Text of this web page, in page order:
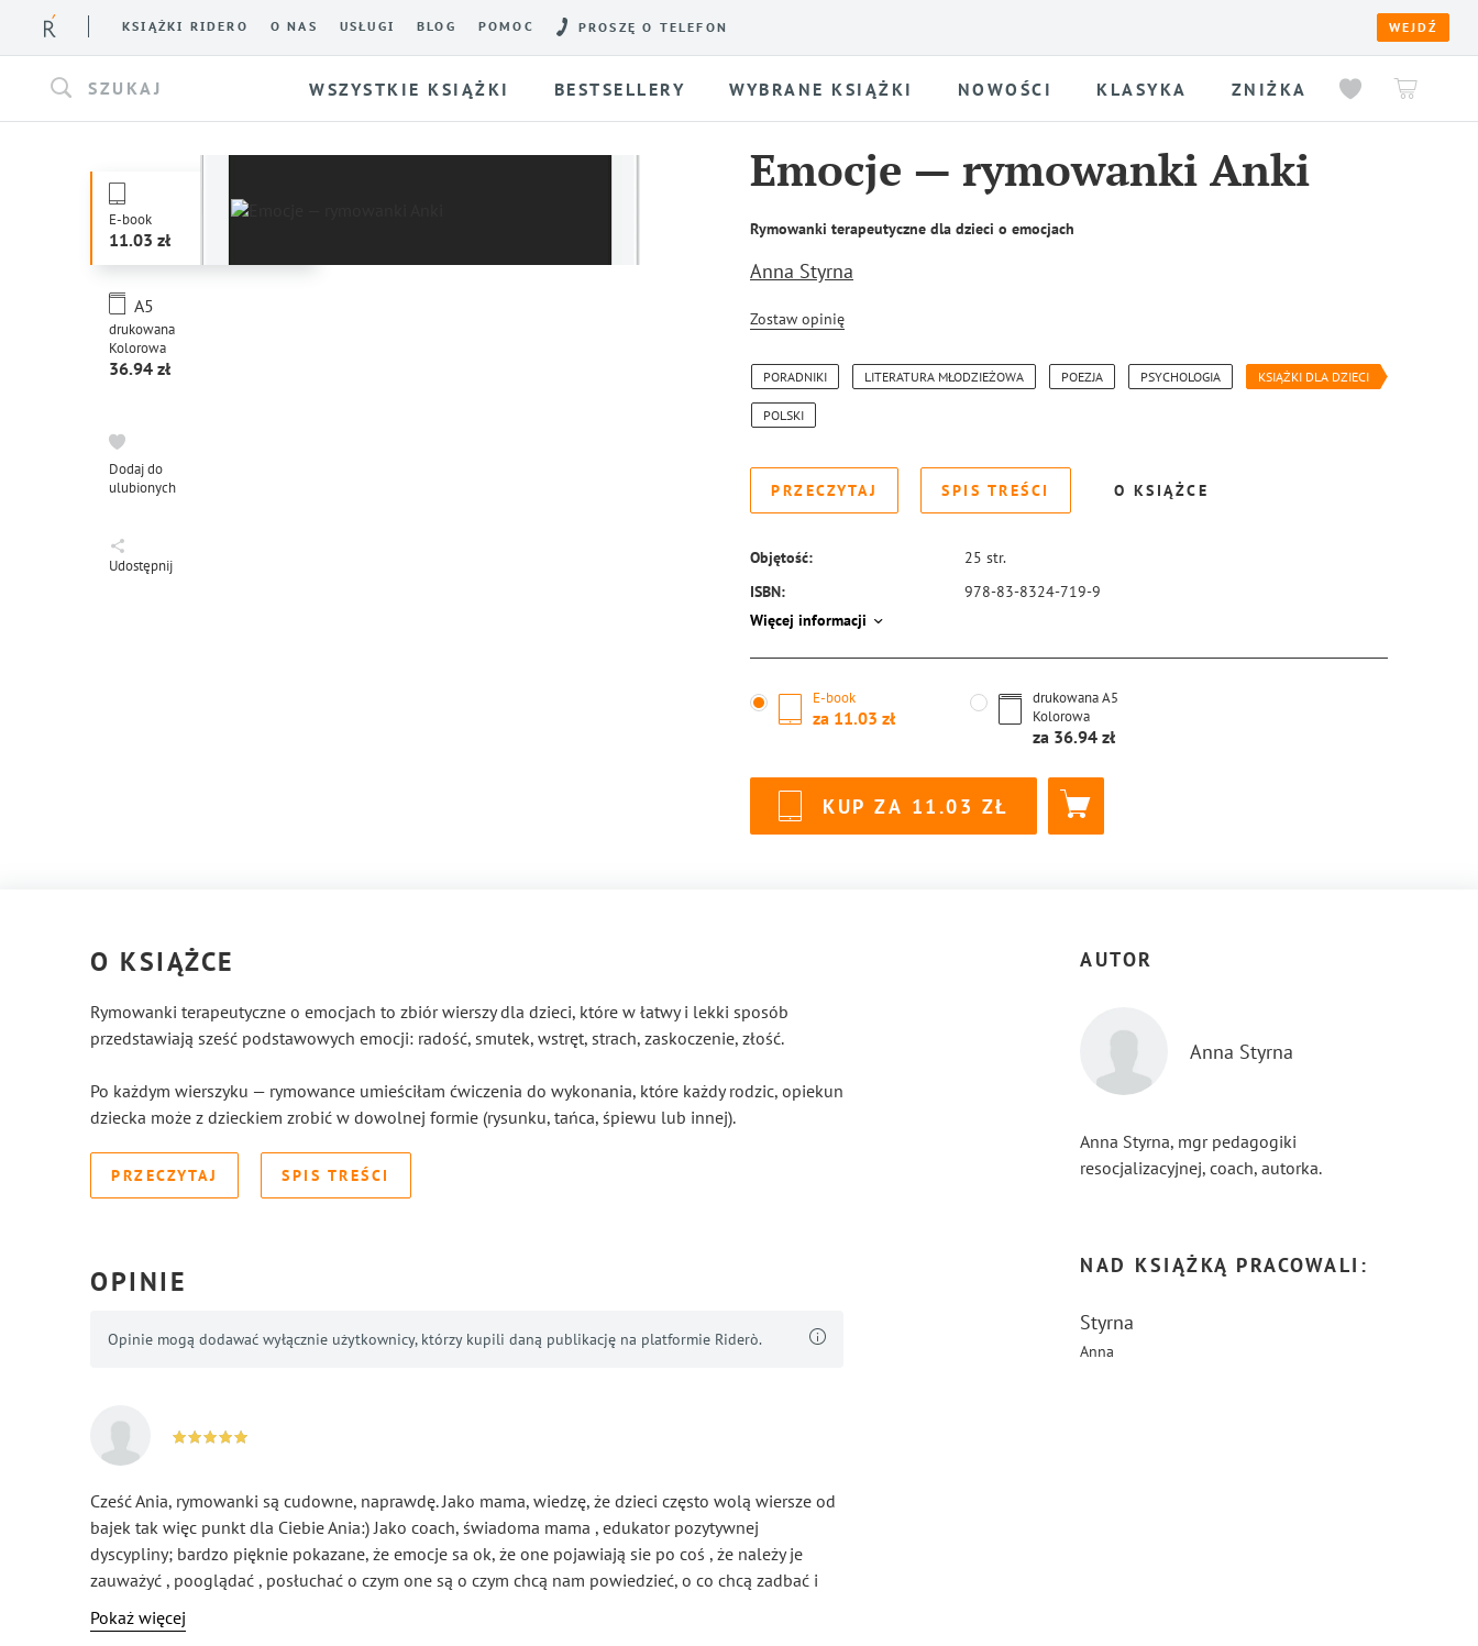
KSIĄŻKI RIDERO O NAS USŁUGI BLOG POMOC PROSZĘ O TELEFON WEJDŹ
SZUKAJ WSZYSTKIE KSIĄŻKI BESTSELLERY WYBRANE KSIĄŻKI NOWOŚCI KLASYKA ZNIŻKA
E-book
11.03
drukowana
A5
Kolorowa
36.94
Dodaj do
ulubionych
Udostępnij
Emocje — rymowanki Anki
Rymowanki terapeutyczne dla dzieci o emocjach
Anna Styrna
Zostaw opinię
PORADNIKI LITERATURA MŁODZIEŻOWA POEZJA PSYCHOLOGIA KSIĄŻKI DLA DZIECI
POLSKI
PRZECZYTAJ SPIS TREŚCI O KSIĄŻCE
Objętość: 25 str.
ISBN:
978-83-8324-719-9
Więcej informacji
E-book
za 11.03
drukowanaA5
Kolorowa
za 36.94
KUP ZA 11.03
O KSIĄŻCE
Rymowanki terapeutyczne o emocjach to zbiór wierszy dla dzieci, które w łatwy i lekki sposób
przedstawiają sześć podstawowych emocji: radość, smutek, wstręt, strach, zaskoczenie, złość.
Po każdym wierszyku — rymowance umieściłam ćwiczenia do wykonania, które każdy rodzic, opiekun
dziecka może z dzieckiem zrobić w dowolnej formie (rysunku, tańca, śpiewu lub innej).
PRZECZYTAJ SPIS TREŚCI
OPINIE
Opinie mogą dodawać wyłącznie użytkownicy, którzy kupili daną publikację na platformie Riderò.
Cześć Ania, rymowanki są cudowne, naprawdę. Jako mama, wiedzę, że dzieci często wolą wiersze od
bajek tak więc punkt dla Ciebie Ania:) Jako coach, świadoma mama , edukator pozytywnej
dyscypliny; bardzo pięknie pokazane, że emocje sa ok, że one pojawiają sie po coś , że należy je
zauważyć , pooglądać , posłuchać o czym one są o czym chcą nam powiedzieć, o co chcą zadbać i
jak należy się o nie zatroszczyc i nimi opiekować. Moje słowa nie wyraziły w pełni tego, co jest w tych
wierszach wiec trzeba po nie sięgnąć żeby się przekonać samemu. Marzena W
Pokaż więcej
AUTOR
Anna Styrna
Anna Styrna, mgr pedagogiki
resocjalizacyjnej, coach, autorka.
NAD KSIĄŻKĄ PRACOWALI:
Styrna
Anna